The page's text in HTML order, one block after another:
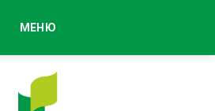
МЕНЮ